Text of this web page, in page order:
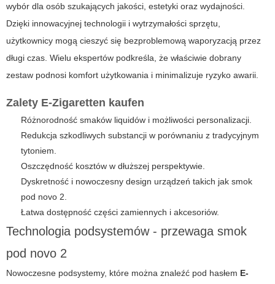
wybór dla osób szukających jakości, estetyki oraz wydajności.
Dzięki innowacyjnej technologii i wytrzymałości sprzętu,
użytkownicy mogą cieszyć się bezproblemową waporyzacją przez
długi czas. Wielu ekspertów podkreśla, że właściwie dobrany
zestaw podnosi komfort użytkowania i minimalizuje ryzyko awarii.
Zalety E-Zigaretten kaufen
Różnorodność smaków liquidów i możliwości personalizacji.
Redukcja szkodliwych substancji w porównaniu z tradycyjnym
tytoniem.
Oszczędność kosztów w dłuższej perspektywie.
Dyskretność i nowoczesny design urządzeń takich jak smok
pod novo 2
Łatwa dostępność części zamiennych i akcesoriów.
Technologia podsystemów - przewaga smok
pod novo 2
Nowoczesne podsystemy, które można znaleźć pod hasłem E-